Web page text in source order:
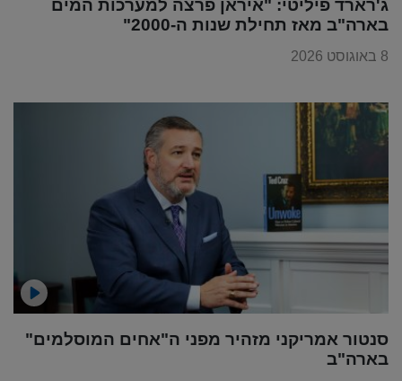
ג'רארד פיליטי: "איראן פרצה למערכות המים
בארה"ב מאז תחילת שנות ה-2000"
8 באוגוסט 2026
סנטור אמריקני מזהיר מפני ה"אחים המוסלמים"
בארה"ב